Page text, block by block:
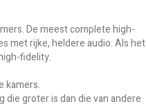
De meest complete high-
met rijke, heldere audio. Als het
fidelity.
kamers.
groter is dan die van andere